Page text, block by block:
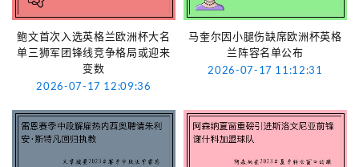
鲍文首次入选英格兰欧洲杯大名
单三狮军团锋线竞争格局或迎来
变数
2026-07-17 12:09:36
马奎尔因小腿伤缺席欧洲杯英格
兰阵容名单公布
2026-07-17 11:12:31